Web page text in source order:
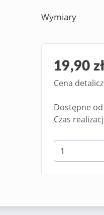
Wymiary
19,90
Cena
Dostępne
Czas